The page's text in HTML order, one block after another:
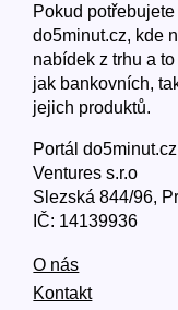
Pokud
do5minut.cz, kde
nabídek z trhu a
jak bankovních,
jejich produktů.
Portál
Ventures s.r.o
Slezská 844/96,
IČ: 14139936
O nás
Kontakt